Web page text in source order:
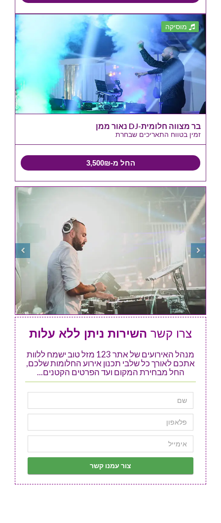
מוסיקה
בר מצווה חלומית-DJ נאור ממן
זמין בטווח התאריכים שבחרת
החל מ-3,500₪
צרו קשר השירות ניתן ללא עלות
מנהל האירועים של אתר 123 מזל טוב ישמח ללוות
אתכם לאורך כל שלבי תכנון אירוע החלומות שלכם,
החל מבחירת המקום ועד הפרטים הקטנים...